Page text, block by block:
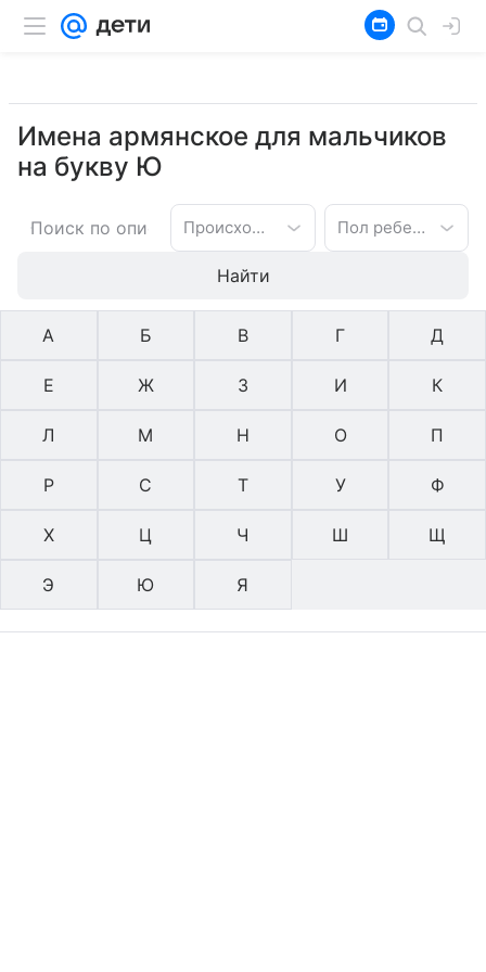
Имена армянское для мальчиков
на букву Ю
Происхождение имени Пол ребенка
Найти
А Б В Г Д
Е Ж З И К
Л М Н О П
Р С Т У Ф
Х Ц Ч Ш Щ
Э Ю Я